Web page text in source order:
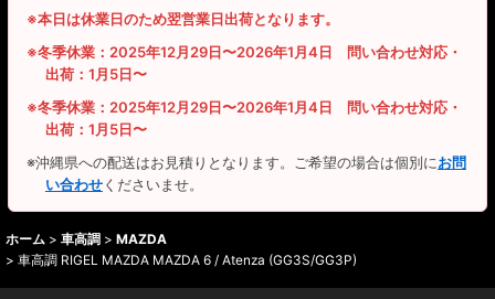
※本日は休業日のため翌営業日出荷となります。
※冬季休業：2025年12月29日〜2026年1月4日 問い合わせ対応・
出荷：1月5日〜
※冬季休業：2025年12月29日〜2026年1月4日 問い合わせ対応・
出荷：1月5日〜
※沖縄県への配送はお見積りとなります。ご希望の場合は個別にお問
い合わせくださいませ。
ホーム > 車高調 > MAZDA
> 車高調 RIGEL MAZDA MAZDA 6 / Atenza (GG3S/GG3P)